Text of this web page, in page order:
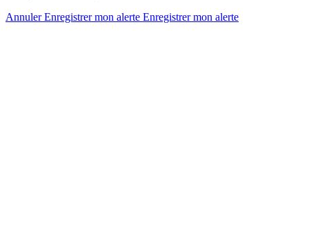
AnnulerEnregistrer mon alerte Enregistrermon alerte